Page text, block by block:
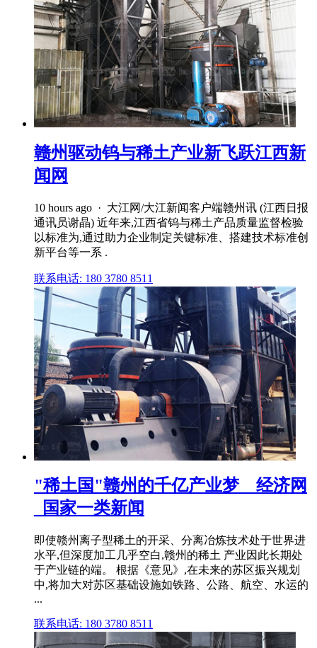
赣州驱动钨与稀土产业新飞跃江西新
闻网
10 hours ago · 大江网/大江新闻客户端赣州讯 (江西日报
通讯员谢晶) 近年来,江西省钨与稀土产品质量监督检验
以标准为,通过助力企业制定关键标准、搭建技术标准创
新平台等一系 .
联系电话: 180 3780 8511
"稀土国"赣州的千亿产业梦__经济网
_国家一类新闻
即使赣州离子型稀土的开采、分离冶炼技术处于世界进
水平,但深度加工几乎空白,赣州的稀土 产业因此长期处
于产业链的端。 根据《意见》,在未来的苏区振兴规划
中,将加大对苏区基础设施如铁路、公路、航空、水运的
...
联系电话: 180 3780 8511